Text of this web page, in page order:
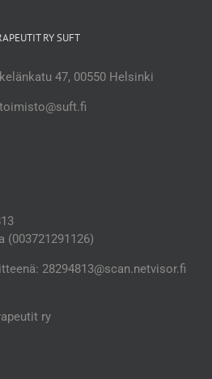
RY SUFT
47, 00550 Helsinki
(003721291126)
28294813@scan.netvisor.fi
ry